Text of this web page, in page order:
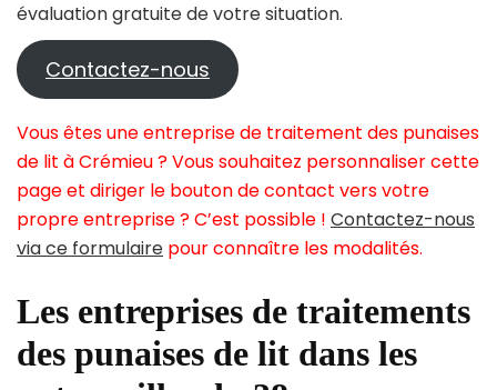
évaluation gratuite de votre situation.
Contactez-nous
Vous êtes une entreprise de traitement des punaises
de lit à Crémieu ? Vous souhaitez personnaliser cette
page et diriger le bouton de contact vers votre
propre entreprise ? C’est possible ! Contactez-nous
via ce formulaire pour connaître les modalités.
Les entreprises de traitements
des punaises de lit dans les